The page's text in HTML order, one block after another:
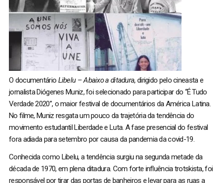
O documentário Libelu – Abaixo a ditadura, dirigido pelo cineasta e
jornalista Diógenes Muniz, foi selecionado para participar do “É Tudo
Verdade 2020”, o maior festival de documentários da América Latina.
No filme, Muniz resgata um pouco da trajetória da tendência do
movimento estudantil Liberdade e Luta. A fase presencial do festival
fora adiada para setembro por causa da pandemia da covid-19.
Conhecida como Libelu, a tendência surgiu na segunda metade da
década de 1970, em plena ditadura. Com forte influência trotskista, foi
responsável por tirar das portas de banheiros e levar para as ruas a